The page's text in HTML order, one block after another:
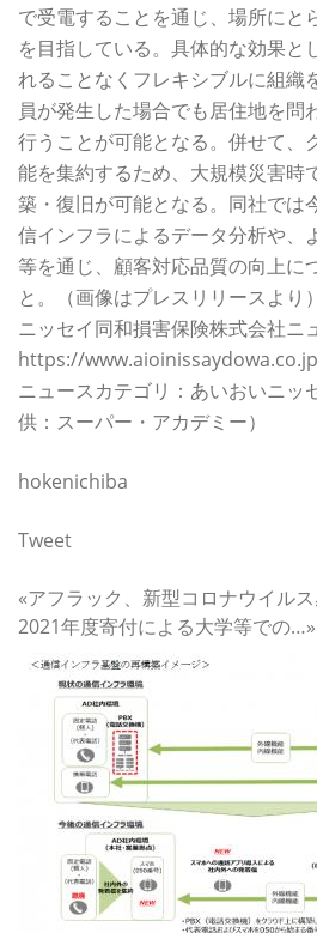
で受電することを通じ、場所にと
を目指している。具体的な効果と
れることなくフレキシブルに組織
員が発生した場合でも居住地を問
行うことが可能となる。併せて、
能を集約するため、大規模災害時
築・復旧が可能となる。同社では
信インフラによるデータ分析や、
等を通じ、顧客対応品質の向上に
と。（画像はプレスリリースよ
ニッセイ同和損害保険株式会社ニ
https://
ニュースカテゴリ：あいおいニッ
供：スーパー・アカデミー）
hokenichiba
Tweet
«アフラック、新型コロナウイル
2021年度寄付による大学等での…»